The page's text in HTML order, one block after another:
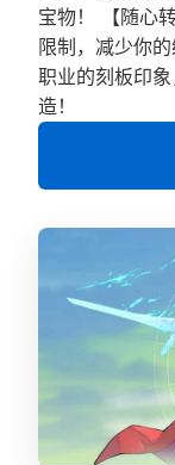
宝物！ 【随心
限制，减少你
职业的刻板印
造！